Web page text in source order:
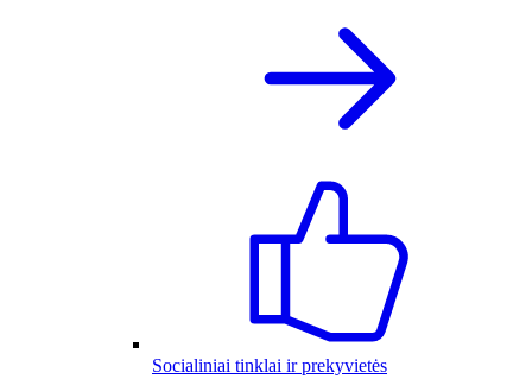
Socialiniai tinklai ir prekyvietės